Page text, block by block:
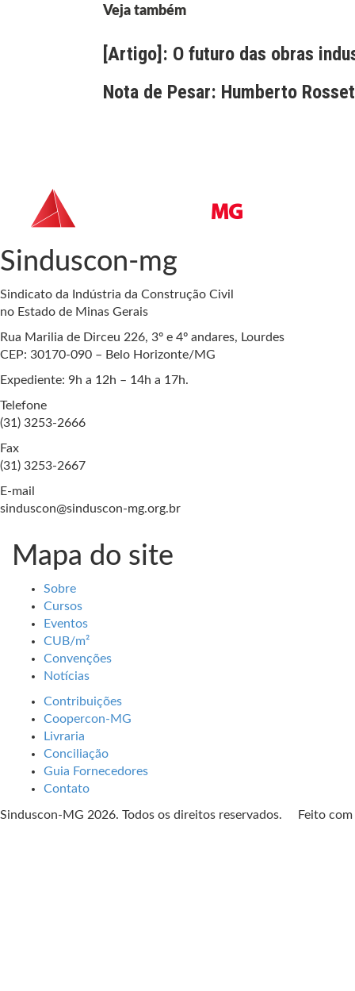
Veja também
[Artigo]: O futuro das obras
Nota de Pesar: Humberto
Sinduscon-mg
Sindicato da Indústria da Construção Civil
no Estado de Minas Gerais
Rua Marilia de Dirceu 226, 3º e 4º andares, Lourdes
CEP: 30170-090 – Belo Horizonte/MG
Expediente: 9h a 12h – 14h a 17h.
Telefone
(31) 3253-2666
Fax
(31) 3253-2667
E-mail
sinduscon@sinduscon-mg.org.br
Mapa do site
Sobre
Cursos
Eventos
CUB/m²
Convenções
Notícias
Contribuições
Coopercon-MG
Livraria
Conciliação
Guia Fornecedores
Contato
Sinduscon-MG 2026. Todos os direitos reservados. Feito com